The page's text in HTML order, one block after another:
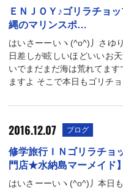
ＥＮＪＯＹ♪ゴリラチョ
縄のマリンスポ…
はいさーーいヽ(^o^)丿さゆ
日差しが眩しいほどいいお
いでまだまだ海は荒れてま
ますよ そこで本日もゴリチ
2016.12.07 ブログ
修学旅行ＩＮゴリラチョ
門店★水納島マーメイド】
はいさーーいヽ(^o^)丿本日